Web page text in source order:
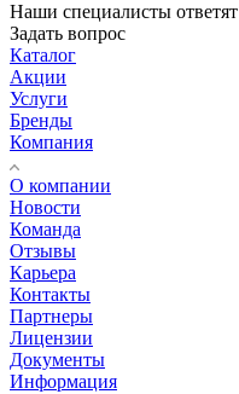
Наши специалисты
Задать вопрос
Каталог
Акции
Услуги
Бренды
Компания
О компании
Новости
Команда
Отзывы
Карьера
Контакты
Партнеры
Лицензии
Документы
Информация